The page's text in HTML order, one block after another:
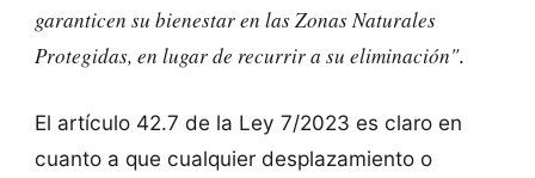
garanticen su bienestar en las Zonas Naturales
Protegidas, en lugar de recurrir a su eliminación".
El artículo 42.7 de la Ley 7/2023 es claro en
cuanto a que cualquier desplazamiento o